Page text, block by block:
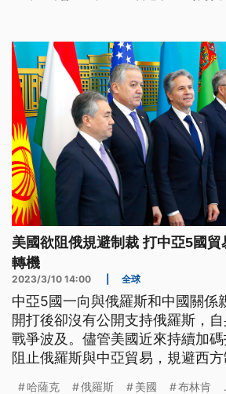
美國欲阻俄規避制裁 打中亞5國
轉機
2023/3/10 14:00 全球
中亞5國一向與俄羅斯和中國關係
開打後卻沒有公開支持俄羅斯，
戰爭波及。儘管美國近來持續加
阻止俄羅斯與中亞貿易，規避西
哈薩克 俄羅斯 美國 布林肯